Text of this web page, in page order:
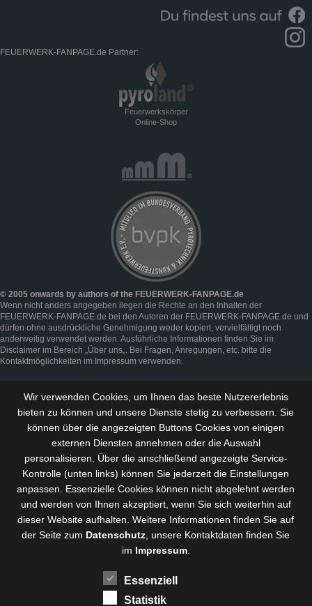
FEUERWERK-FANPAGE.de Partner:
Feuerwerkskörper
Online-Shop
© 2005 onwards by authors of the FEUERWERK-FANPAGE.de
Wenn nicht anders angegeben liegen die Rechte an den Inhalten der
FEUERWERK-FANPAGE.de bei den Autoren der FEUERWERK-FANPAGE.de und
dürfen ohne ausdrückliche Genehmigung weder kopiert, vervielfältigt noch
anderweitig verwendet werden. Ausführliche Informationen finden Sie im
Disclaimer im Bereich „Über uns„. Bei Fragen, Anregungen, etc. bitte die
Kontaktmöglichkeiten im Impressum verwenden.
Wir verwenden Cookies, um Ihnen das beste Nutzererlebnis
bieten zu können und unsere Dienste stetig zu verbessern . Sie
können über die angezeigten Buttons Cookies von einigen
externen Diensten annehmen oder die Auswahl
personalisieren. Über die anschließend angezeigte Service-
Kontrolle (unten links) können Sie jederzeit die Einstellungen
anpassen. Essenzielle Cookies können nicht abgelehnt werden
und werden von Ihnen akzeptiert, wenn Sie sich weiterhin auf
dieser Website aufhalten. Weitere Informationen finden Sie auf
der Seite zum Datenschutz , unsere Kontaktdaten finden Sie
im Impressum.
Essenziell
Statistik